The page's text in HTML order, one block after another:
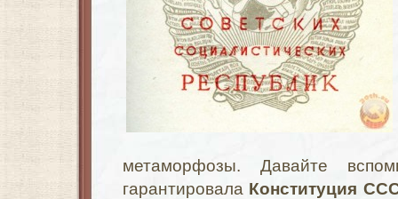
метаморфозы. Давайте
гарантировала Конституция